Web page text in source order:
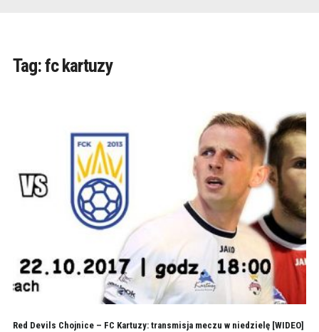
Tag:fc kartuzy
Red Devils Chojnice – FC Kartuzy: transmisja meczu w niedzielę [WIDEO]